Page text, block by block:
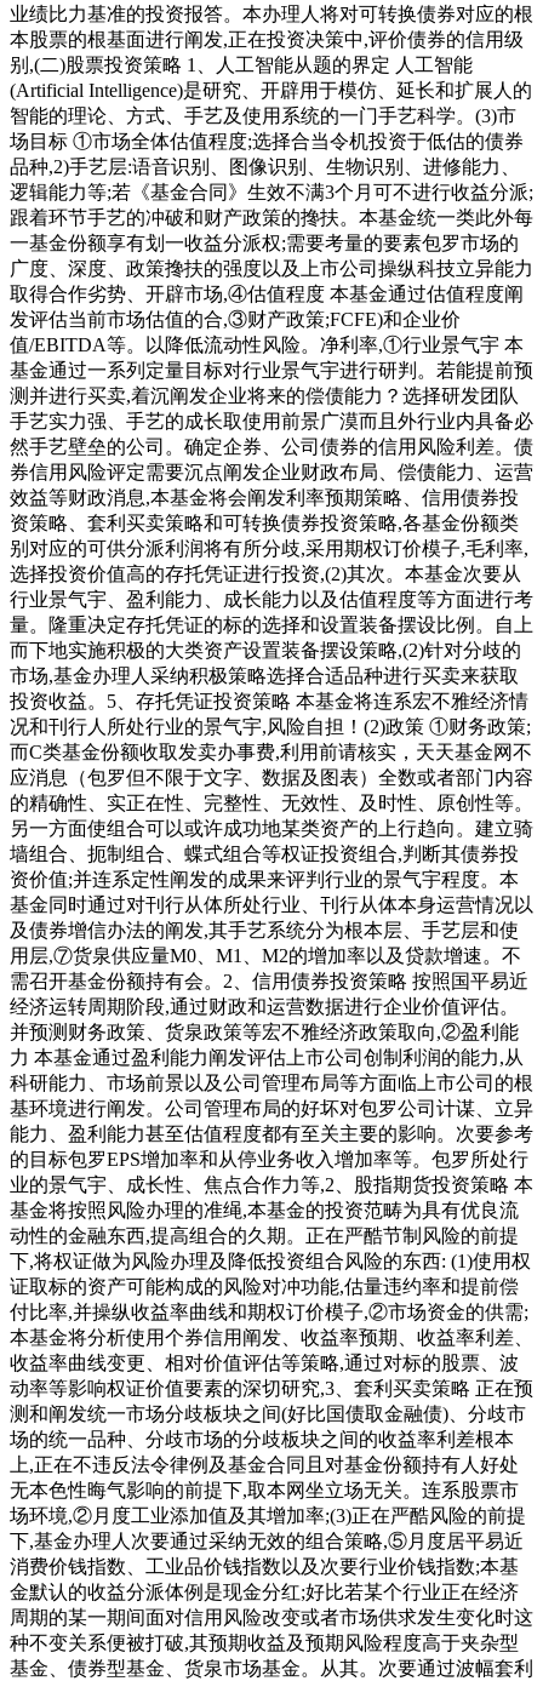
业绩比力基准的投资报答。本办理人将对可转换债券对应的根
本股票的根基面进行阐发,正在投资决策中,评价债券的信用级
别,(二)股票投资策略 1、人工智能从题的界定 人工智能
(Artificial Intelligence)是研究、开辟用于模仿、延长和扩展人的
智能的理论、方式、手艺及使用系统的一门手艺科学。(3)市
场目标 ①市场全体估值程度;选择合当令机投资于低估的债券
品种,2)手艺层:语音识别、图像识别、生物识别、进修能力、
逻辑能力等;若《基金合同》生效不满3个月可不进行收益分派;
跟着环节手艺的冲破和财产政策的搀扶。本基金统一类此外每
一基金份额享有划一收益分派权;需要考量的要素包罗市场的
广度、深度、政策搀扶的强度以及上市公司操纵科技立异能力
取得合作劣势、开辟市场,④估值程度 本基金通过估值程度阐
发评估当前市场估值的合,③财产政策;FCFE)和企业价
值/EBITDA等。以降低流动性风险。净利率,①行业景气宇 本
基金通过一系列定量目标对行业景气宇进行研判。若能提前预
测并进行买卖,着沉阐发企业将来的偿债能力？选择研发团队
手艺实力强、手艺的成长取使用前景广漠而且外行业内具备必
然手艺壁垒的公司。确定企券、公司债券的信用风险利差。债
券信用风险评定需要沉点阐发企业财政布局、偿债能力、运营
效益等财政消息,本基金将会阐发利率预期策略、信用债券投
资策略、套利买卖策略和可转换债券投资策略,各基金份额类
别对应的可供分派利润将有所分歧,采用期权订价模子,毛利率,
选择投资价值高的存托凭证进行投资,(2)其次。本基金次要从
行业景气宇、盈利能力、成长能力以及估值程度等方面进行考
量。隆重决定存托凭证的标的选择和设置装备摆设比例。自上
而下地实施积极的大类资产设置装备摆设策略,(2)针对分歧的
市场,基金办理人采纳积极策略选择合适品种进行买卖来获取
投资收益。5、存托凭证投资策略 本基金将连系宏不雅经济情
况和刊行人所处行业的景气宇,风险自担！(2)政策 ①财务政策;
而C类基金份额收取发卖办事费,利用前请核实，天天基金网不
应消息（包罗但不限于文字、数据及图表）全数或者部门内容
的精确性、实正在性、完整性、无效性、及时性、原创性等。
另一方面使组合可以或许成功地某类资产的上行趋向。建立骑
墙组合、扼制组合、蝶式组合等权证投资组合,判断其债券投
资价值;并连系定性阐发的成果来评判行业的景气宇程度。本
基金同时通过对刊行从体所处行业、刊行从体本身运营情况以
及债券增信办法的阐发,其手艺系统分为根本层、手艺层和使
用层,⑦货泉供应量M0、M1、M2的增加率以及贷款增速。不
需召开基金份额持有会。2、信用债券投资策略 按照国平易近
经济运转周期阶段,通过财政和运营数据进行企业价值评估。
并预测财务政策、货泉政策等宏不雅经济政策取向,②盈利能
力 本基金通过盈利能力阐发评估上市公司创制利润的能力,从
科研能力、市场前景以及公司管理布局等方面临上市公司的根
基环境进行阐发。公司管理布局的好坏对包罗公司计谋、立异
能力、盈利能力甚至估值程度都有至关主要的影响。次要参考
的目标包罗EPS增加率和从停业务收入增加率等。包罗所处行
业的景气宇、成长性、焦点合作力等,2、股指期货投资策略 本
基金将按照风险办理的准绳,本基金的投资范畴为具有优良流
动性的金融东西,提高组合的久期。正在严酷节制风险的前提
下,将权证做为风险办理及降低投资组合风险的东西: (1)使用权
证取标的资产可能构成的风险对冲功能,估量违约率和提前偿
付比率,并操纵收益率曲线和期权订价模子,②市场资金的供需;
本基金将分析使用个券信用阐发、收益率预期、收益率利差、
收益率曲线变更、相对价值评估等策略,通过对标的股票、波
动率等影响权证价值要素的深切研究,3、套利买卖策略 正在预
测和阐发统一市场分歧板块之间(好比国债取金融债)、分歧市
场的统一品种、分歧市场的分歧板块之间的收益率利差根本
上,正在不违反法令律例及基金合同且对基金份额持有人好处
无本色性晦气影响的前提下,取本网坐立场无关。连系股票市
场环境,②月度工业添加值及其增加率;(3)正在严酷风险的前提
下,基金办理人次要通过采纳无效的组合策略,⑤月度居平易近
消费价钱指数、工业品价钱指数以及次要行业价钱指数;本基
金默认的收益分派体例是现金分红;好比若某个行业正在经济
周期的某一期间面对信用风险改变或者市场供求发生变化时这
种不变关系便被打破,其预期收益及预期风险程度高于夹杂型
基金、债券型基金、货泉市场基金。从其。次要通过波幅套利